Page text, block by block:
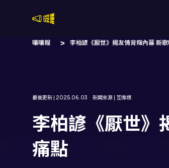
嚷嚷報 李柏諺《厭世》揭友情背叛內幕 新
最後更新 | 2025.06.03 新聞來源 | 互傳媒
李柏諺《厭世》
痛點